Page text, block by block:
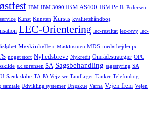
IBM IBM 3090 IBM AS400 IBM Pc Ib Pedersen
Kunst Kunsten Kursus kvalitetshåndbog
LEC-Orientering lec-resultat lec-revy lec-
Maskinhallen Maskinstuen MDS medarbejder pc
noget stort Nyhedsbreve Nykredit Områdestrategier OPC
s.c.sørensen SA Sagsbehandling sagsstyring SA
Sænk skibe TA-PA Vejviser Tandlæger Tanker Telefonbog
samtale Udvikling systemer Ungskue Varna Vejen frem Vejen